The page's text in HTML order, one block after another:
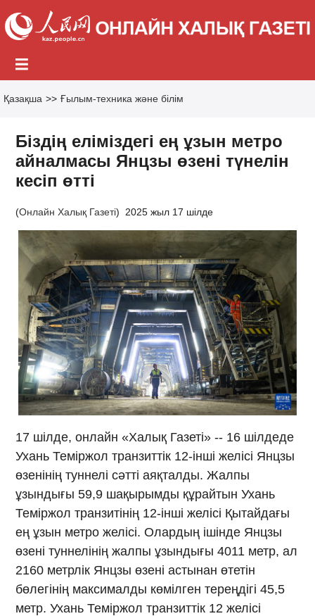
Қазақша >> Ғылым-техника және білім
Біздің еліміздегі ең ұзын метро
айналмасы Янцзы өзені түнелін
кесіп өтті
(Онлайн Халық Газеті) 2025 жыл 17 шілде
17 шілде, онлайн «Халық Газеті» -- 16 шілдеде
Ухань Теміржол транзиттік 12-інші желісі Янцзы
өзенінің туннелі сәтті аяқталды. Жалпы
ұзындығы 59,9 шақырымды құрайтын Ухань
Теміржол транзитінің 12-інші желісі Қытайдағы
ең ұзын метро желісі. Олардың ішінде Янцзы
өзені туннелінің жалпы ұзындығы 4011 метр, ал
2160 метрлік Янцзы өзені астынан өтетін
бөлегінің максималды көмілген тереңдігі 45,5
метр. Ухань Теміржол транзиттік 12 желісі